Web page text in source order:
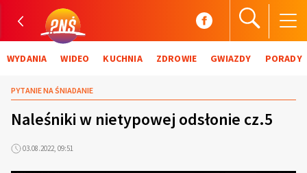
WYDANIA WIDEO KUCHNIA ZDROWIE GWIAZDY PORADY
PYTANIE NA ŚNIADANIE
Naleśniki w nietypowej odsłonie cz.5
03.08.2022, 09:51